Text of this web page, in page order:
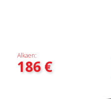
Alkaen:
186€